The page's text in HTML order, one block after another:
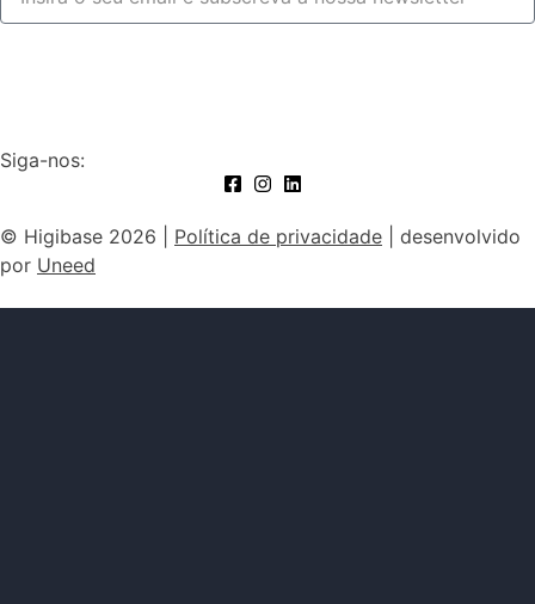
Siga-nos:
© Higibase 2026 | Política de privacidade | desenvolvido
por Uneed